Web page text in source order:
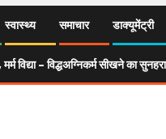
स्वास्थ्य समाचार डाक्यूमेंट्री
मर्म विद्या – विद्धअग्निकर्म सीखने का